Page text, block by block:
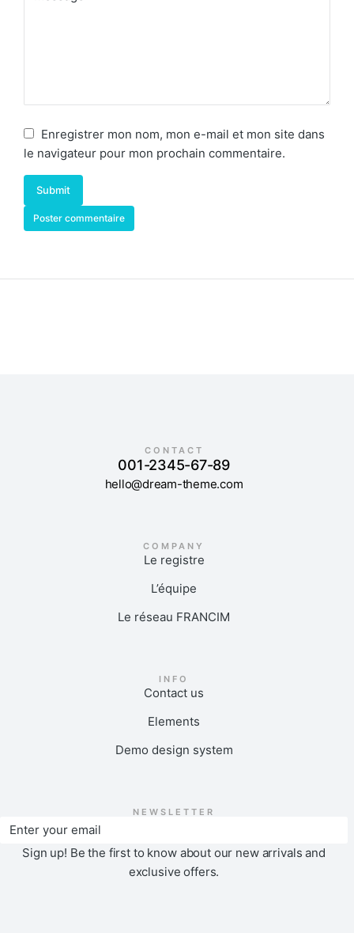
Enregistrer mon nom, mon e-mail et mon site dans
le navigateur pour mon prochain commentaire.
Submit
Poster commentaire
CONTACT
001-2345-67-89
hello@dream-theme.com
COMPANY
Le registre
L’équipe
Le réseau FRANCIM
INFO
Contact us
Elements
Demo design system
NEWSLETTER
Sign up! Be the first to know about our new arrivals and
exclusive offers.